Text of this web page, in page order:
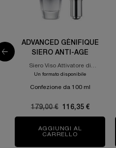
ADVANCED GÉNIFIQUE
SIERO ANTI-AGE
Siero Viso Attivatore di
Giovinezza
Un formato disponibile
Confezione da 100 ml
Old price
179,00 € New price
116,35 €
AGGIUNGI AL
CARRELLO